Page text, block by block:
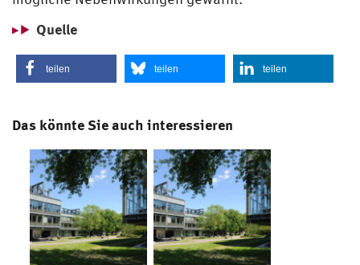
Quelle
teilen teilen teilen
Das könnte Sie auch interessieren